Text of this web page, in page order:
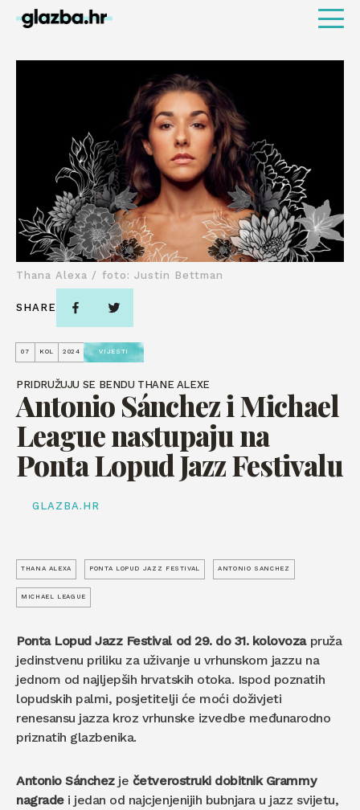
07 KOL 2024 VIJESTI
PRIDRUŽUJU SE BENDU THANE ALEXE
Antonio Sánchez i Michael
League nastupaju na
Ponta Lopud Jazz Festivalu
GLAZBA.HR
Thana Alexa / foto: Justin Bettman
SHARE
THANA ALEXA PONTA LOPUD JAZZ FESTIVAL ANTONIO SANCHEZ
MICHAEL LEAGUE
Ponta Lopud Jazz Festival od 29. do 31. kolovozapruža
jedinstvenu priliku za uživanje u vrhunskom jazzu na
jednom od najljepših hrvatskih otoka. Ispod poznatih
lopudskih palmi, posjetitelji će moći doživjeti
renesansu jazza kroz vrhunske izvedbe međunarodno
priznatih glazbenika.
Antonio Sánchezje četverostruki dobitnik Grammy
nagrade i jedan od najcjenjenijih bubnjara u jazz svijetu,